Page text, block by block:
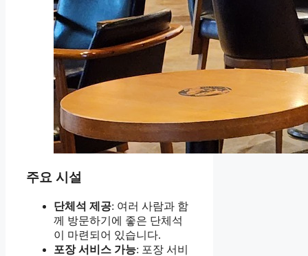
주요 시설
단체석 제공: 여러 사람과 함
께 방문하기에 좋은 단체석
이 마련되어 있습니다.
포장 서비스 가능: 포장 서비